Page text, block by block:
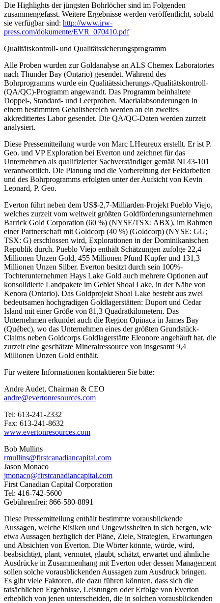
Die Highlights der jüngsten Bohrlöcher sind im Folgenden
zusammengefasst. Weitere Ergebnisse werden veröffentlicht, sobald
sie verfügbar sind: http://www.irw-
press.com/dokumente/EVR_070410.pdf
Qualitätskontroll- und Qualitätssicherungsprogramm
Alle Proben wurden zur Goldanalyse an ALS Chemex Laboratories
nach Thunder Bay (Ontario) gesendet. Während des
Bohrprogramms wurde ein Qualitätssicherungs-/Qualitätskontroll-
(QA/QC)-Programm angewandt. Das Programm beinhaltete
Doppel-, Standard- und Leerproben. Maerialabsonderungen in
einem bestimmten Gehaltsbereich werden an ein zweites
akkreditiertes Labor gesendet. Die QA/QC-Daten werden zurzeit
analysiert.
Diese Pressemitteilung wurde von Marc LHeureux erstellt. Er ist P.
Geo. und VP Exploration bei Everton und zeichnet für das
Unternehmen als qualifizierter Sachverständiger gemäß NI 43-101
verantwortlich. Die Planung und die Vorbereitung der Feldarbeiten
und des Bohrprogramms erfolgten unter der Aufsicht von Kevin
Leonard, P. Geo.
Everton führt neben dem US$-2,7-Milliarden-Projekt Pueblo Viejo,
welches zurzeit vom weltweit größten Goldförderungsunternehmen
Barrick Gold Corporation (60 %) (NYSE/TSX: ABX), im Rahmen
einer Partnerschaft mit Goldcorp (40 %) (Goldcorp) (NYSE: GG;
TSX: G) erschlossen wird, Explorationen in der Dominikanischen
Republik durch. Pueblo Viejo enthält Schätzungen zufolge 22,4
Millionen Unzen Gold, 455 Millionen Pfund Kupfer und 131,3
Millionen Unzen Silber. Everton besitzt durch sein 100%-
Tochterunternehmen Hays Lake Gold auch mehrere Optionen auf
konsolidierte Landpakete im Gebiet Shoal Lake, in der Nähe von
Kenora (Ontario). Das Goldprojekt Shoal Lake besteht aus zwei
bedeutsamen hochgradigen Goldlagerstätten: Duport und Cedar
Island mit einer Größe von 81,3 Quadratkilometern. Das
Unternehmen erkundet auch die Region Opinaca in James Bay
(Québec), wo das Unternehmen eines der größten Grundstück-
Claims neben Goldcorps Goldlagerstätte Eleonore angehäuft hat, die
zurzeit eine geschätzte Mineralressource von insgesamt 9,4
Millionen Unzen Gold enthält.
Für weitere Informationen kontaktieren Sie bitte:
Andre Audet, Chairman & CEO
andre@evertonresources.com
Tel: 613-241-2332
Fax: 613-241-8632
www.evertonresources.com
Bob Mullins
rmullins@firstcanadiancapital.com
Jason Monaco
jmonaco@firstcanadiancapital.com
First Canadian Capital Corporation
Tel: 416-742-5600
Gebührenfrei: 866-580-8891
Diese Pressemitteilung enthält bestimmte vorausblickende
Aussagen, welche Risiken und Ungewissheiten in sich bergen, wie
etwa Aussagen bezüglich der Pläne, Ziele, Strategien, Erwartungen
und Absichten von Everton. Die Wörter könnte, würde, wird,
beabsichtigt, plant, vermutet, glaubt, schätzt, erwartet und ähnliche
Ausdrücke in Zusammenhang mit Everton oder dessen Management
sollen solche vorausblickenden Aussagen zum Ausdruck bringen.
Es gibt viele Faktoren, die dazu führen könnten, dass sich die
tatsächlichen Ergebnisse, Leistungen oder Erfolge von Everton
erheblich von jenen unterscheiden, die in solchen vorausblickenden